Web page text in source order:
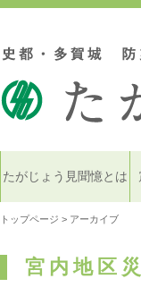
たがじょう見聞憶とは
トップページ > アーカイブ
宮内地区